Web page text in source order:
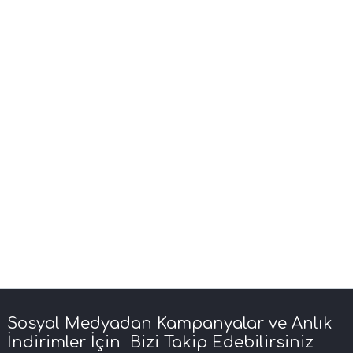
Sosyal Medyadan Kampanyalar ve Anlık
İndirimler İçin Bizi Takip Edebilirsiniz